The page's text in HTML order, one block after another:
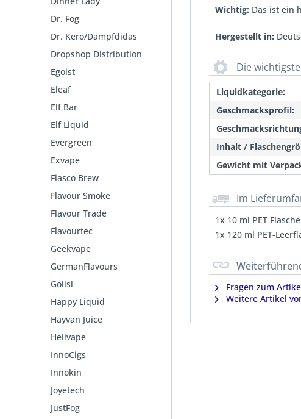
Dr. Fog
Dr. Kero/Dampfdidas
Dropshop Distribution
Egoist
Eleaf
Elf Bar
Elf Liquid
Evergreen
Exvape
Fiasco Brew
Flavour Smoke
Flavour Trade
Flavourtec
Geekvape
GermanFlavours
Golisi
Happy Liquid
Hayvan Juice
Hellvape
InnoCigs
Innokin
Joyetech
JustFog
Wichtig: Das ist ein
Hergestellt in:
Die
Liquidkategorie:
Geschmacksprofil:
Inhalt /
Gewicht mit
Im
1x 10 ml PET
1x 120 ml PET-
Fragen zum
Weitere Artikel